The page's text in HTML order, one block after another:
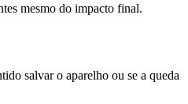
mesmo do impacto final.
salvar o aparelho ou se a queda